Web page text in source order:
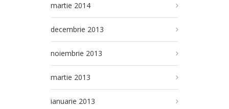
martie 2014
decembrie 2013
noiembrie 2013
martie 2013
ianuarie 2013